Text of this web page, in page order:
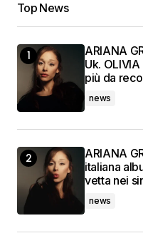
Top News
ARIANA
Uk.
più da
news
ARIANA
italiana
vetta nei
news